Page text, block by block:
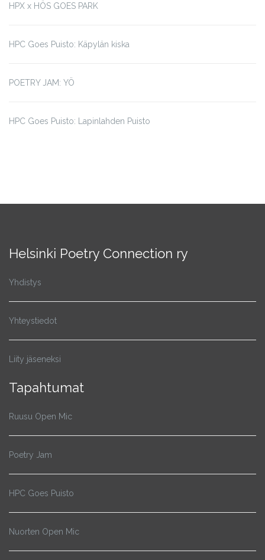
HPX x HÖS GOES PARK
HPC Goes Puisto: Käpylän kiska
POETRY JAM: YÖ
HPC Goes Puisto: Lapinlahden Puisto
Helsinki Poetry Connection ry
Yhdistys
Yhteystiedot
Liity jäseneksi
Tapahtumat
Ruusu Open Mic
Poetry Jam
HPC Goes Puisto
Nuorten Open Mic